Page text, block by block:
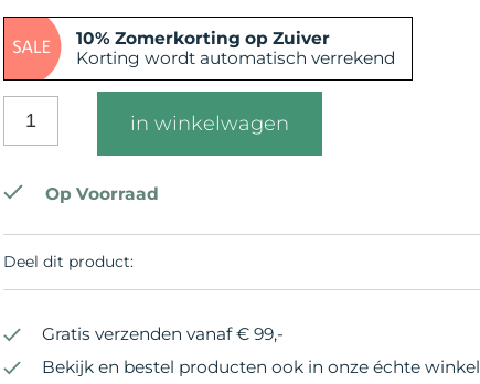
10% Zomerkorting op Zuiver
Korting wordt automatisch verrekend
in winkelwagen
Op Voorraad
Deel dit product:
Gratis verzenden vanaf € 99,-
Bekijk en bestel producten ook in onze échte winkel